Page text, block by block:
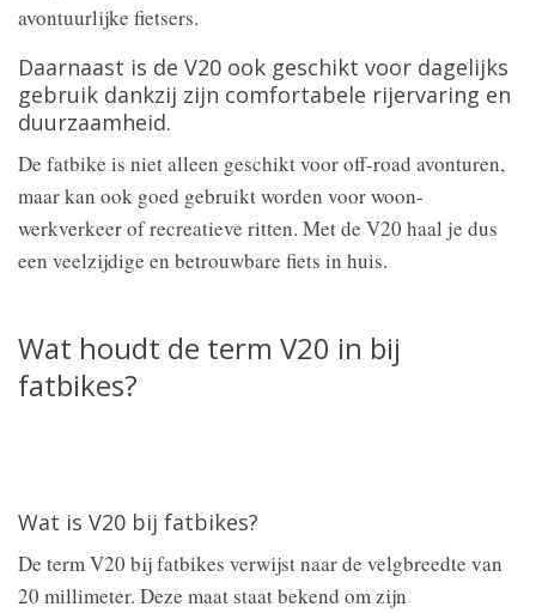
avontuurlijke fietsers.
Daarnaast is de V20 ook geschikt voor dagelijks
gebruik dankzij zijn comfortabele rijervaring en
duurzaamheid.
De fatbike is niet alleen geschikt voor off-road avonturen,
maar kan ook goed gebruikt worden voor woon-
werkverkeer of recreatieve ritten. Met de V20 haal je dus
een veelzijdige en betrouwbare fiets in huis.
Wat houdt de term V20 in bij
fatbikes?
Wat is V20 bij fatbikes?
De term V20 bij fatbikes verwijst naar de velgbreedte van
20 millimeter. Deze maat staat bekend om zijn